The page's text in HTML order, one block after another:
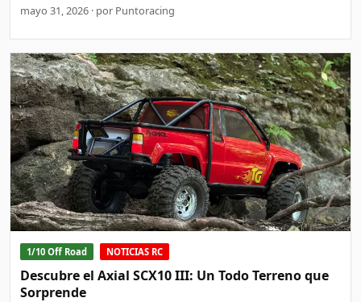
mayo 31, 2026 · por Puntoracing
1/10 Off Road NOTICIAS RC
Descubre el Axial SCX10 III: Un Todo Terreno que
Sorprende